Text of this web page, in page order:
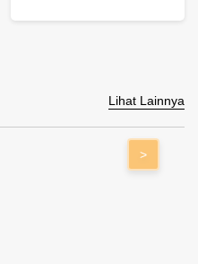
Lihat Lainnya
>